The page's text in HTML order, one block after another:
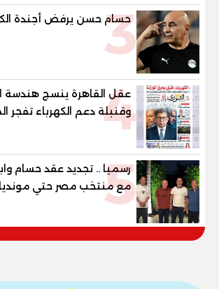
3
حسام حسن يرفض أجندة
4
عقل القاهرة ينسج هندسة
وقنبلة دعم الكهرباء تفجر
5
رسميا .. تجديد عقد حسام
مع منتخب مصر حتي مونديال